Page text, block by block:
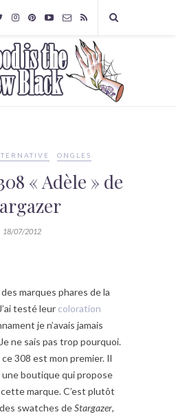
ONGLES
« Adèle » de
18/07/2012
marques phares de la
testé leur coloration
je n’avais jamais
ne sais pas trop pourquoi.
308 est mon premier. Il
une boutique qui propose
marque. C’est plutôt
swatches deStargazer,